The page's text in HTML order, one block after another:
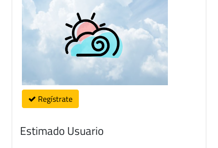
Regístrate
Estimado Usuario